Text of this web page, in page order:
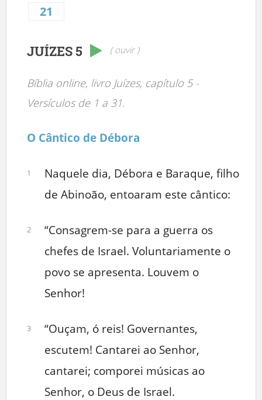
21
JUÍZES 5 ( ouvir )
Bíblia online, livro Juízes, capítulo 5 -
Versículos de 1 a 31.
O Cântico de Débora
1
Naquele dia, Débora e Baraque, filho
de Abinoão, entoaram este cântico:
2
“Consagrem-se para a guerra os
chefes de Israel. Voluntariamente o
povo se apresenta. Louvem o
Senhor!
3
“Ouçam, ó reis! Governantes,
escutem! Cantarei ao Senhor,
cantarei; comporei músicas ao
Senhor, o Deus de Israel.